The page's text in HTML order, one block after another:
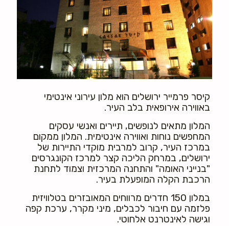
קיסר פרמייר ירושלים הוא מלון עירוני אינטימי
באווירה אירופאית בלב העיר.
המלון מתאים לנופשים, תיירים ואנשי עסקים
המחפשים נוחות ואווירה אינטימית. המלון ממקום
במרכז העיר, קרוב למרבית מוקדי התיירות של
ירושלים, במרחק הליכה קצר למרכז הקונגרסים
"בנייני האומה" והתחנה המרכזית וצמוד לתחנת
הרכבת הקלה המופעלת בעיר.
במלון 150 חדרים מרווחים המאובזרים בטלוויזית
פלזמה עם חיבור לכבלים, מיני מקרר, ערכת קפה
וגישה לאינטרנט אלחוטי.